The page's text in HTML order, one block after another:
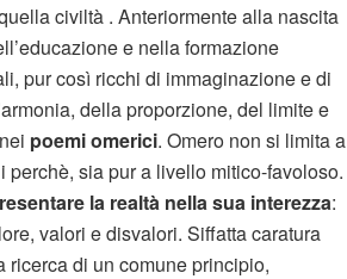
civiltà . Anteriormente alla nascita
e nella formazione
pur così ricchi di immaginazione e di
della proporzione, del limite e
poemi omerici. Omero non si limita a
sia pur a livello mitico-favoloso.
la realtà nella sua interezza:
valori e disvalori. Siffatta caratura
ricerca di un comune principio,